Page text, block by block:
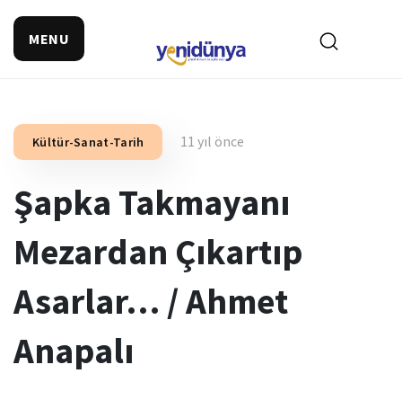
MENU
Kültür-Sanat-Tarih 11 yıl önce
Şapka Takmayanı
Mezardan Çıkartıp
Asarlar… / Ahmet
Anapalı